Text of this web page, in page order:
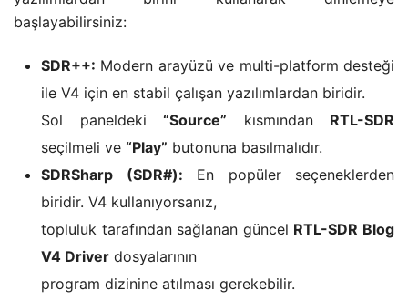
başlayabilirsiniz:
SDR++: Modern arayüzü ve multi-platform desteği
ile V4 için en stabil çalışan yazılımlardan biridir.
Sol paneldeki “Source” kısmından RTL-SDR
seçilmeli ve “Play” butonuna basılmalıdır.
SDRSharp (SDR#): En popüler seçeneklerden
biridir. V4 kullanıyorsanız,
topluluk tarafından sağlanan güncel RTL-SDR Blog
V4 Driver dosyalarının
program dizinine atılması gerekebilir.